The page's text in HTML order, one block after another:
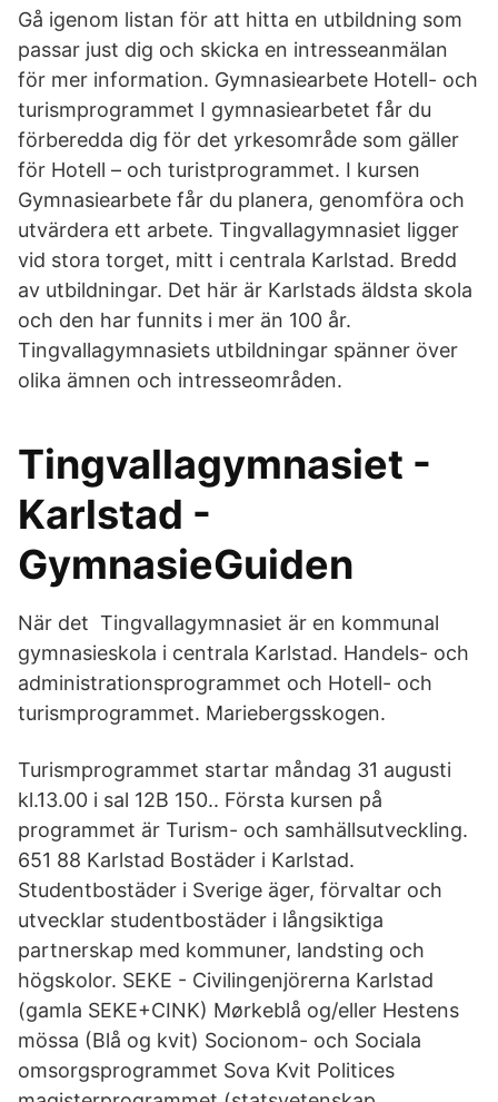
Gå igenom listan för att hitta en utbildning som
passar just dig och skicka en intresseanmälan
för mer information. Gymnasiearbete Hotell- och
turismprogrammet I gymnasiearbetet får du
förberedda dig för det yrkesområde som gäller
för Hotell – och turistprogrammet. I kursen
Gymnasiearbete får du planera, genomföra och
utvärdera ett arbete. Tingvallagymnasiet ligger
vid stora torget, mitt i centrala Karlstad. Bredd
av utbildningar. Det här är Karlstads äldsta skola
och den har funnits i mer än 100 år.
Tingvallagymnasiets utbildningar spänner över
olika ämnen och intresseområden.
Tingvallagymnasiet -
Karlstad -
GymnasieGuiden
När det Tingvallagymnasiet är en kommunal
gymnasieskola i centrala Karlstad. Handels- och
administrationsprogrammet och Hotell- och
turismprogrammet. Mariebergsskogen.
Turismprogrammet startar måndag 31 augusti
kl.13.00 i sal 12B 150.. Första kursen på
programmet är Turism- och samhällsutveckling.
651 88 Karlstad Bostäder i Karlstad.
Studentbostäder i Sverige äger, förvaltar och
utvecklar studentbostäder i långsiktiga
partnerskap med kommuner, landsting och
högskolor. SEKE - Civilingenjörerna Karlstad
(gamla SEKE+CINK) Mørkeblå og/eller Hestens
mössa (Blå og kvit) Socionom- och Sociala
omsorgsprogrammet Sova Kvit Politices